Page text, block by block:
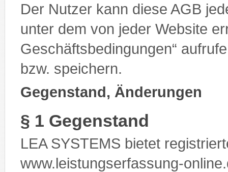
Der Nutzer kann diese AGB
unter dem von jeder Website
Geschäftsbedingungen“
bzw. speichern.
Gegenstand, Änderungen
§ 1 Gegenstand
LEA SYSTEMS bietet
www.leistungserfassung-